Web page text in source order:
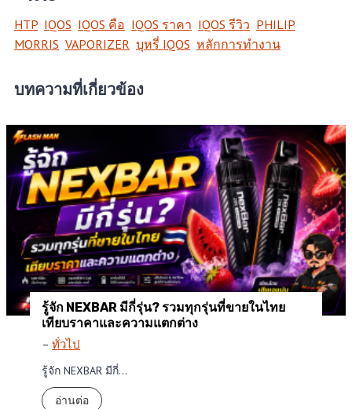
HTP IQOS IQOS คือ IQOS ราคา IQOS รีวิว PHILIP
MORRIS VAPORIZER บุหรี่ IQOS หลักการทำงาน
บทความที่เกี่ยวข้อง
รู้จัก NEXBAR มีกี่รุ่น? รวมทุกรุ่นที่ขายในไทย
เทียบราคาและความแตกต่าง
– ทั่วไป
รู้จัก NEXBAR มีกี่…
อ่านต่อรู้